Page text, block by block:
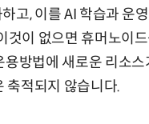
고, 이를 AI 학습과 운
것이 없으면 휴머노이
용방법에 새로운 리소스
축적되지 않습니다.